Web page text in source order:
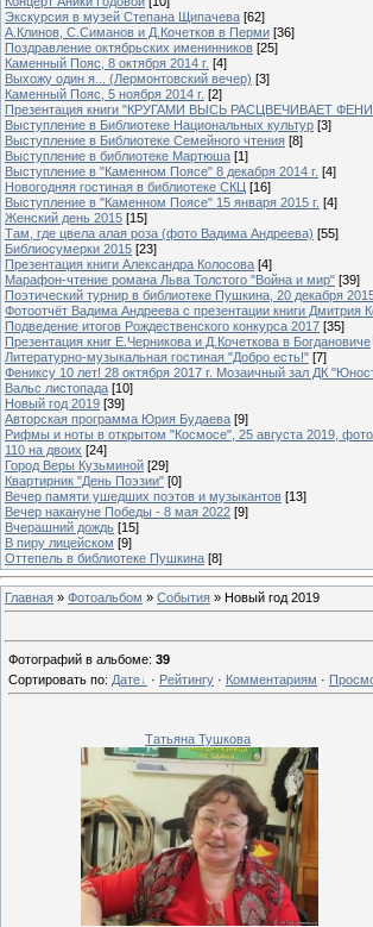
Экскурсия в музей Степана Щипачева [62]
А.Клинов, С.Симанов и Д.Кочетков в Перми [36]
Поздравление октябрьских именинников [25]
Каменный Пояс, 8 октября 2014 г. [4]
Выхожу один я... (Лермонтовский вечер) [3]
Каменный Пояс, 5 ноября 2014 г. [2]
Презентация книги "КРУГАМИ ВЫСЬ РАСЦВЕЧИВАЕТ
Выступление в Библиотеке Национальных культур [3]
Выступление в Библиотеке Семейного чтения [8]
Выступление в библиотеке Мартюша [1]
Выступление в "Каменном Поясе" 8 декабря 2014 г. [4]
Новогодняя гостиная в библиотеке СКЦ [16]
Выступление в "Каменном Поясе" 15 января 2015 г. [4]
Женский день 2015 [15]
Там, где цвела алая роза (фото Вадима Андреева) [55]
Библиосумерки 2015 [23]
Презентация книги Александра Колосова [4]
Марафон-чтение романа Льва Толстого "Война и мир" [39]
Поэтический турнир в библиотеке Пушкина, 20 декабря
Фотоотчёт Вадима Андреева с презентации книги Дмитрия
Подведение итогов Рождественского конкурса 2017 [35]
Презентация книг Е.Черникова и Д.Кочеткова в Богдановиче
Литературно-музыкальная гостиная "Добро есть!" [7]
Фениксу 10 лет! 28 октября 2017 г. Мозаичный зал ДК
Вальс листопада [10]
Новый год 2019 [39]
Авторская программа Юрия Будаева [9]
Рифмы и ноты в открытом "Космосе", 25 августа 2019,
110 на двоих [24]
Город Веры Кузьминой [29]
Квартирник "День Поэзии" [0]
Вечер памяти ушедших поэтов и музыкантов [13]
Вечер накануне Победы - 8 мая 2022 [9]
Вчерашний дождь [15]
В пиру лицейском [9]
Оттепель в библиотеке Пушкина [8]
Главная » Фотоальбом » События » Новый год 2019
Фотографий в альбоме: 39
Сортировать по: Дате · Рейтингу · Комментариям ·
Татьяна Тушкова